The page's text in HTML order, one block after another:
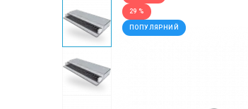
29 %
ПОПУЛЯРНИЙ